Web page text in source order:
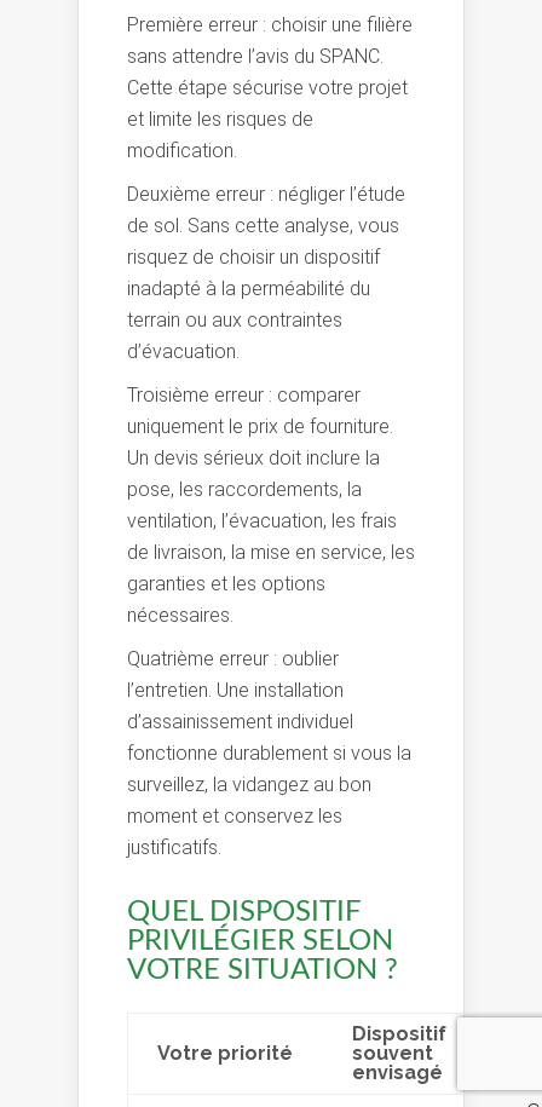
Première erreur : choisir une filière
sans attendre l’avis du SPANC.
Cette étape sécurise votre projet
et limite les risques de
modification.
Deuxième erreur : négliger l’étude
de sol. Sans cette analyse, vous
risquez de choisir un dispositif
inadapté à la perméabilité du
terrain ou aux contraintes
d’évacuation.
Troisième erreur : comparer
uniquement le prix de fourniture.
Un devis sérieux doit inclure la
pose, les raccordements, la
ventilation, l’évacuation, les frais
de livraison, la mise en service, les
garanties et les options
nécessaires.
Quatrième erreur : oublier
l’entretien. Une installation
d’assainissement individuel
fonctionne durablement si vous la
surveillez, la vidangez au bon
moment et conservez les
justificatifs.
QUEL DISPOSITIF
PRIVILÉGIER SELON
VOTRE SITUATION ?
Votre priorité
Dispositif
souvent
envisagé